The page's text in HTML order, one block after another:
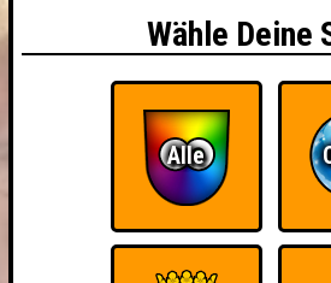
Wähle Deine
Alle